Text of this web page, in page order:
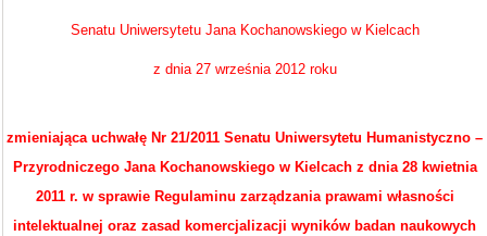
Senatu Uniwersytetu Jana Kochanowskiego w Kielcach
z dnia 27 września 2012 roku
zmieniająca uchwałę Nr 21/2011 Senatu Uniwersytetu Humanistyczno –
Przyrodniczego Jana Kochanowskiego w Kielcach z dnia 28 kwietnia
2011 r. w sprawie Regulaminu zarządzania prawami własności
intelektualnej oraz zasad komercjalizacji wyników badan naukowych